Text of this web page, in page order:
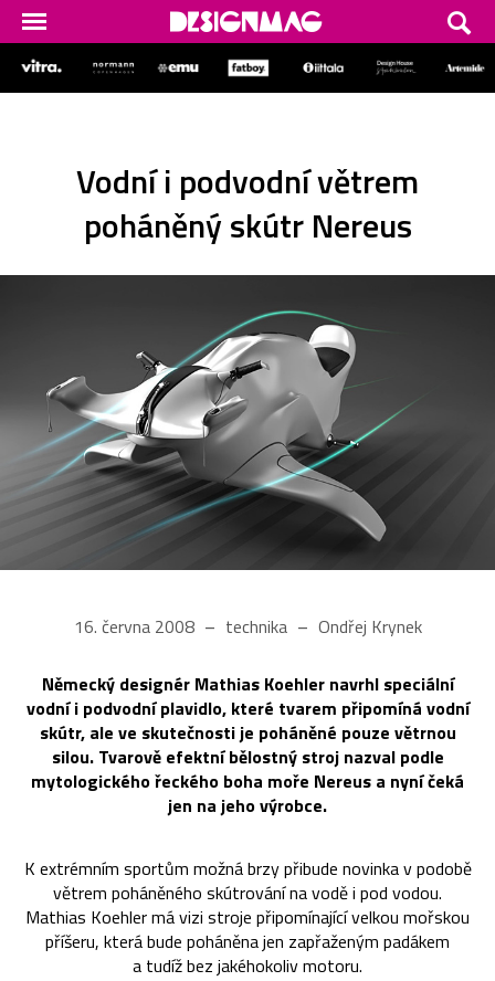
Vodní i podvodní větrem
poháněný skútr Nereus
16. června 2008 technika Ondřej Krynek
Německý designér Mathias Koehler navrhl speciální
vodní i podvodní plavidlo, které tvarem připomíná vodní
skútr, ale ve skutečnosti je poháněné pouze větrnou
silou. Tvarově efektní bělostný stroj nazval podle
mytologického řeckého boha moře Nereus a nyní čeká
jen na jeho výrobce.
K extrémním sportům možná brzy přibude novinka v podobě
větrem poháněného skútrování na vodě i pod vodou.
Mathias Koehler má vizi stroje připomínající velkou mořskou
příšeru, která bude poháněna jen zapřaženým padákem
a tudíž bez jakéhokoliv motoru.